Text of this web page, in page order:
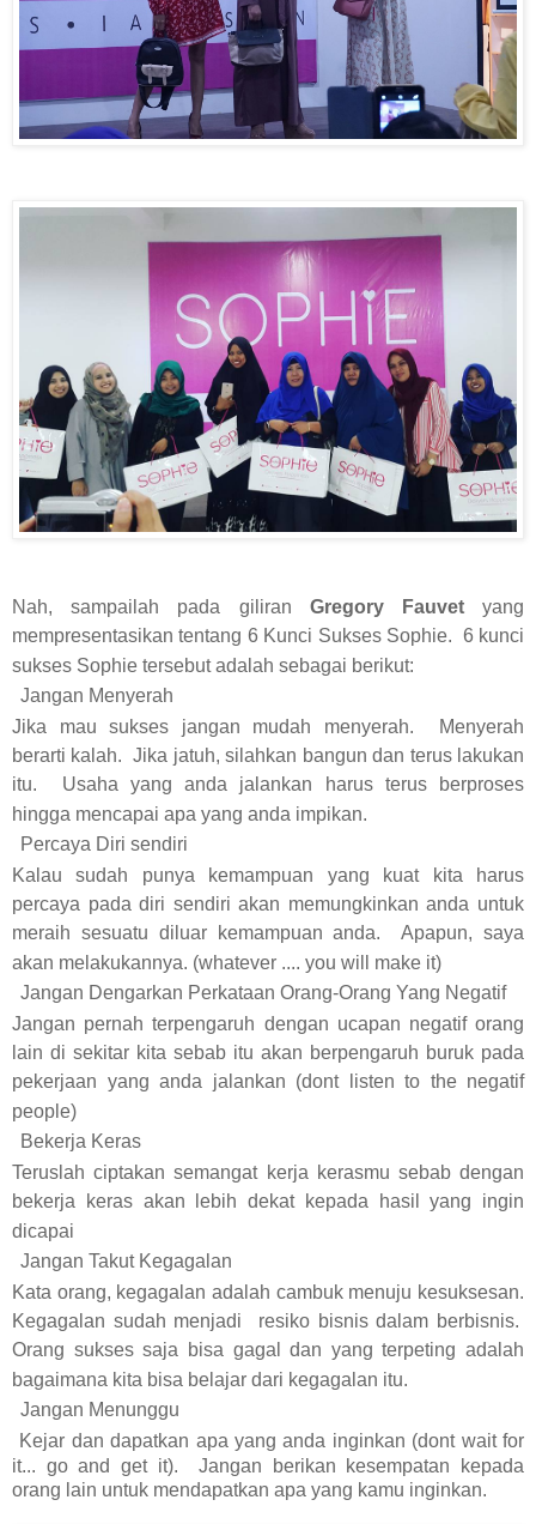
Nah, sampailah pada giliran Gregory Fauvetyang
mempresentasikan tentang 6 Kunci Sukses Sophie. 6 kunci
sukses Sophie tersebut adalah sebagai berikut:
Jangan Menyerah
Jika mau sukses jangan mudah menyerah. Menyerah
berarti kalah. Jika jatuh, silahkan bangun dan terus lakukan
itu. Usaha yang anda jalankan harus terus berproses
hingga mencapai apa yang anda impikan.
Percaya Diri sendiri
Kalau sudah punya kemampuan yang kuat kita harus
percaya pada diri sendiri akan memungkinkan anda untuk
meraih sesuatu diluar kemampuan anda. Apapun, saya
akan melakukannya. (whatever .... you will make it)
Jangan Dengarkan Perkataan Orang-Orang Yang Negatif
Jangan pernah terpengaruh dengan ucapan negatif orang
lain di sekitar kita sebab itu akan berpengaruh buruk pada
pekerjaan yang anda jalankan (dont listen to the negatif
people)
Bekerja Keras
Teruslah ciptakan semangat kerja kerasmu sebab dengan
bekerja keras akan lebih dekat kepada hasil yang ingin
dicapai
Jangan Takut Kegagalan
Kata orang, kegagalan adalah cambuk menuju kesuksesan.
Kegagalan sudah menjadi resiko bisnis dalam berbisnis.
Orang sukses saja bisa gagal dan yang terpeting adalah
bagaimana kita bisa belajar dari kegagalan itu.
Jangan Menunggu
Kejar dan dapatkan apa yang anda inginkan (dont wait for
it... go and get it). Jangan berikan kesempatan kepada
orang lain untuk mendapatkan apa yang kamu inginkan.